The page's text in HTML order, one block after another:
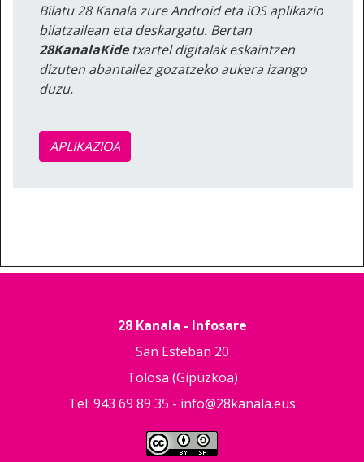
Bilatu 28 Kanala zure Android eta iOS aplikazio
bilatzailean eta deskargatu. Bertan
28KanalaKidetxartel digitalak eskaintzen
dizuten abantailez gozatzeko aukera izango
duzu.
APLIKAZIOA
28 Kanala - Infosare
San Esteban 20
Tolosa (Gipuzkoa)
Tel: 943 69 89 35 - info@28kanala.eus